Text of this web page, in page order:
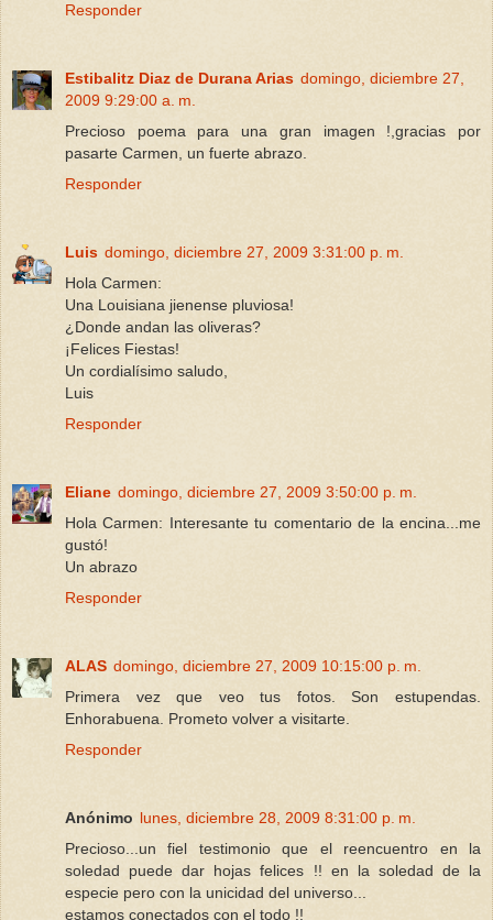
Responder
Estibalitz Diaz de Durana Arias domingo, diciembre 27,
2009 9:29:00 a. m.
Precioso poema para una gran imagen !,gracias por
pasarte Carmen, un fuerte abrazo.
Responder
Luis domingo, diciembre 27, 2009 3:31:00 p. m.
Hola Carmen:
Una Louisiana jienense pluviosa!
¿Donde andan las oliveras?
¡Felices Fiestas!
Un cordialísimo saludo,
Luis
Responder
Eliane domingo, diciembre 27, 2009 3:50:00 p. m.
Hola Carmen: Interesante tu comentario de la encina...me
gustó!
Un abrazo
Responder
ALAS domingo, diciembre 27, 2009 10:15:00 p. m.
Primera vez que veo tus fotos. Son estupendas.
Enhorabuena. Prometo volver a visitarte.
Responder
Anónimo lunes, diciembre 28, 2009 8:31:00 p. m.
Precioso...un fiel testimonio que el reencuentro en la
soledad puede dar hojas felices !! en la soledad de la
especie pero con la unicidad del universo...
estamos conectados con el todo !!